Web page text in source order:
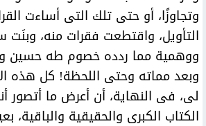
وتجاوزًا، أو حتى تلك التى أساءت
التأويل، واقتطعت فقرات منه، وبنَت
ووهمية مما ردده خصوم طه حسين
وبعد مماته وحتى اللحظة! كل هذه
لى، فى النهاية، أن أعرض ما أتصور
الكتاب الكبرى والحقيقية